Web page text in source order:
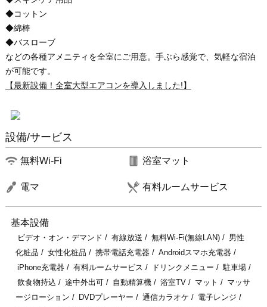
◆コットン
◆綿棒
◆バスローブ
などの各種アメニティを全室にご用意。手ぶら感覚で、気軽な宿泊
が可能です。
【最新設備！全室大型エアコンを導入しました!】
設備/サービス
無料Wi-Fi 浴室マット
電マ 有料ルームサービス
基本設備
ビデオ・オン・デマンド 有線放送 無料Wi-Fi(無線LAN)
男性
化粧品
女性化粧品 携帯電話充電器
Androidスマホ充電器
iPhone充電器
有料ルームサービス ドリンクメニュー
駐車場
飲食物持込
途中外出可 自動精算機 浴室TV マット
マッサ
ージローション
DVDプレーヤー 通信カラオケ
電子レンジ